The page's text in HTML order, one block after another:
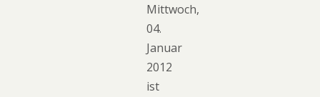
Mittwoch,
04.
Januar
2012
ist